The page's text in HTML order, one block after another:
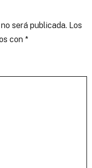
será publicada. Los
con *